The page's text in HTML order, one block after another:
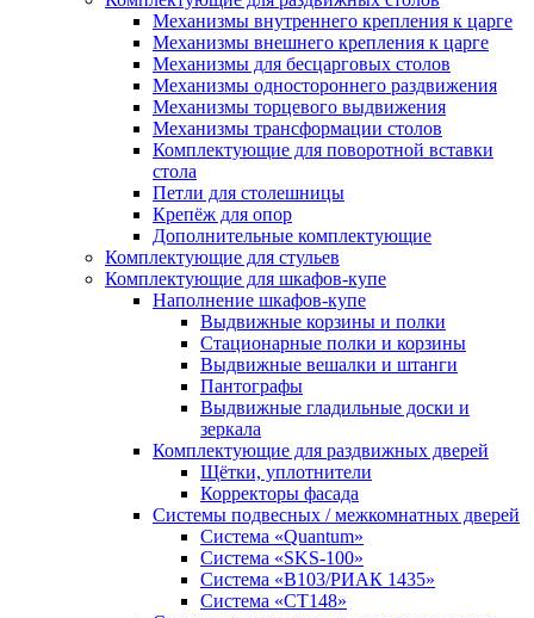
Механизмы внутреннего крепления к царге
Механизмы внешнего крепления к царге
Механизмы для бесцарговых столов
Механизмы одностороннего раздвижения
Механизмы торцевого выдвижения
Механизмы трансформации столов
Комплектующие для поворотной вставки
стола
Петли для столешницы
Крепёж для опор
Дополнительные комплектующие
Комплектующие для стульев
Комплектующие для шкафов-купе
Наполнение шкафов-купе
Выдвижные корзины и полки
Стационарные полки и корзины
Выдвижные вешалки и штанги
Пантографы
Выдвижные гладильные доски и
зеркала
Комплектующие для раздвижных дверей
Щётки, уплотнители
Корректоры фасада
Системы подвесных / межкомнатных дверей
Система «Quantum»
Система «SKS-100»
Система «B103/РИАК 1435»
Система «СТ148»